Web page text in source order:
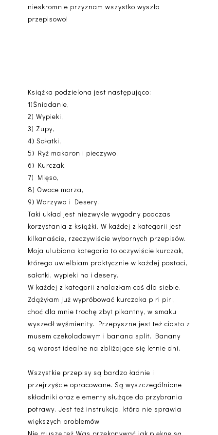
nieskromnie przyznam wszystko wyszło
przepisowo!
Książka podzielona jest następująco:
1)Śniadanie,
2) Wypieki,
3) Zupy,
4) Sałatki,
5) Ryż makaron i pieczywo,
6) Kurczak,
7) Mięso,
8) Owoce morza,
9) Warzywa i Desery.
Taki układ jest niezwykle wygodny podczas
korzystania z książki. W każdej z kategorii jest
kilkanaście, rzeczywiście wybornych przepisów.
Moja ulubiona kategoria to oczywiście kurczak,
którego uwielbiam praktycznie w każdej postaci,
sałatki, wypieki no i desery.
W każdej z kategorii znalazłam coś dla siebie.
Zdążyłam już wypróbować kurczaka piri piri,
choć dla mnie trochę zbyt pikantny, w smaku
wyszedł wyśmienity. Przepyszne jest też ciasto z
musem czekoladowym i banana split. Banany
są wprost idealne na zbliżające się letnie dni.
Wszystkie przepisy są bardzo ładnie i
przejrzyście opracowane. Są wyszczególnione
składniki oraz elementy służące do przybrania
potrawy. Jest też instrukcja, która nie sprawia
większych problemów.